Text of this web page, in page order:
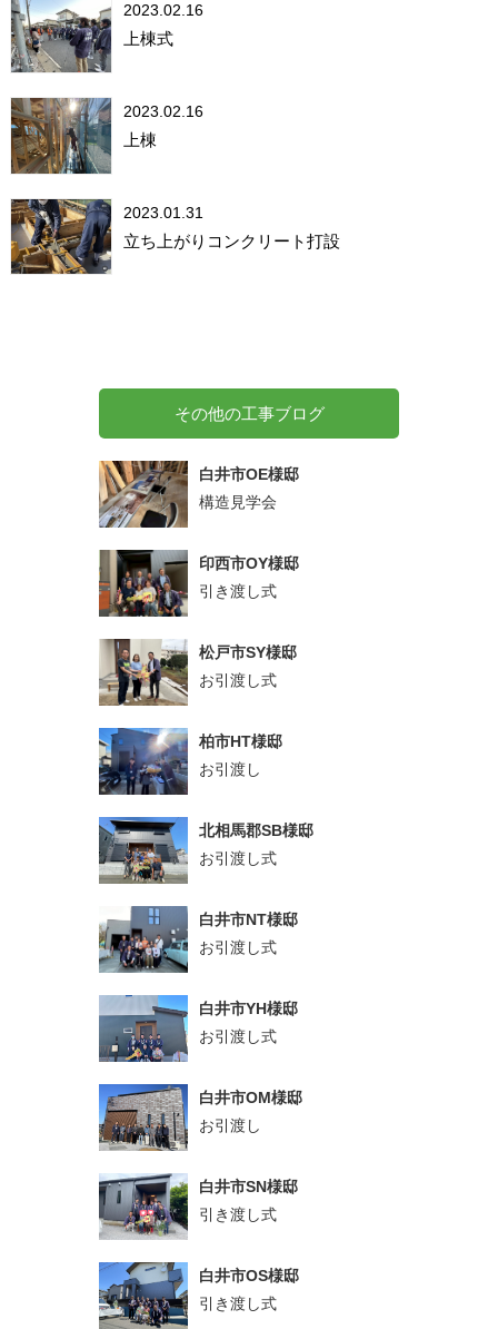
2023.02.16
上棟式
2023.02.16
上棟
2023.01.31
立ち上がりコンクリート打設
その他の工事ブログ
白井市OE様邸
構造見学会
印西市OY様邸
引き渡し式
松戸市SY様邸
お引渡し式
柏市HT様邸
お引渡し
北相馬郡SB様邸
お引渡し式
白井市NT様邸
お引渡し式
白井市YH様邸
お引渡し式
白井市OM様邸
お引渡し
白井市SN様邸
引き渡し式
白井市OS様邸
引き渡し式